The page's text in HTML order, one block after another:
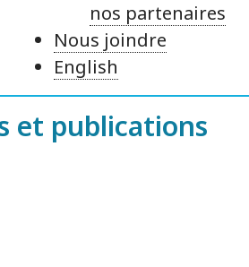
nos partenaires
Nous joindre
English
et publications